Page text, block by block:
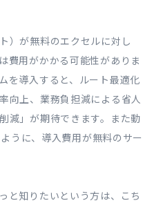
）が無料のエクセルに対し
費用がかかる可能性がありま
を導入すると、ルート最適化
向上、業務負担減による省人
減」が期待できます。また動
うに、導入費用が無料のサー
と知りたいという方は、こち